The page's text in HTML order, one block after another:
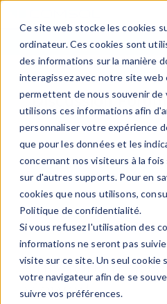
Ce site web stocke les cookies
ordinateur. Ces cookies sont
des informations sur la manière
interagissez avec notre site web
permettent de nous souvenir de
utilisons ces informations afin
personnaliser votre expérience
que pour les données et les
concernant nos visiteurs à la
sur d'autres supports. Pour en
cookies que nous utilisons,
Politique de confidentialité.
Si vous refusez l'utilisation des
informations ne seront pas
visite sur ce site. Un seul cookie
votre navigateur afin de se
suivre vos préférences.
Discussion Forum
This forum post
viewed